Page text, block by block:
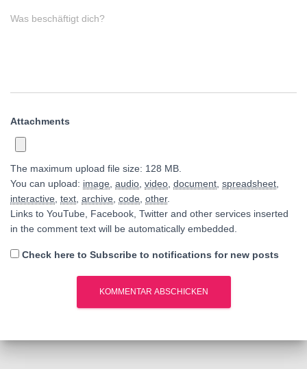
Was beschäftigt dich?
Attachments
The maximum upload file size: 128 MB.
You can upload: image audio video document spreadsheet
interactive text archive code other.
Links to YouTube, Facebook, Twitter and other services inserted
in the comment text will be automatically embedded.
Check here to Subscribe to notifications for new posts